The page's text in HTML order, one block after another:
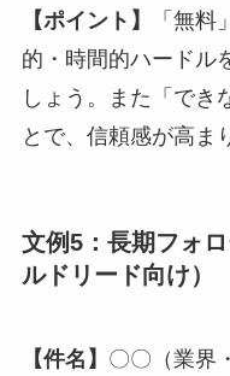
【ポイント】
「無
的・時間的ハードル
しょう。また「でき
とで、信頼感が高ま
文例5：長期フォ
ルドリード向け）
【件名】 〇〇（業界